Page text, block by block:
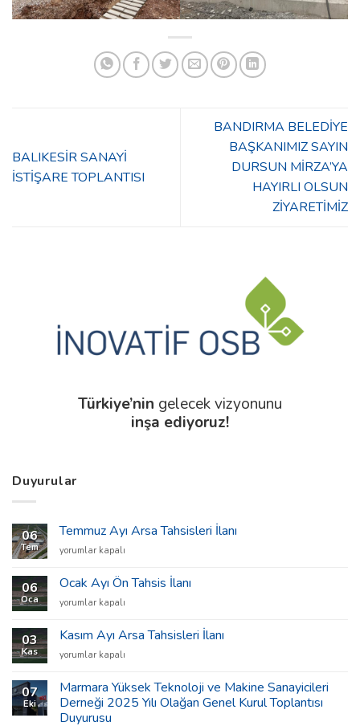
BALIKESİR SANAYİ
İSTİŞARE TOPLANTISI
BANDIRMA BELEDİYE
BAŞKANIMIZ SAYIN
DURSUN MİRZA’YA
HAYIRLI OLSUN
ZİYARETİMİZ
Türkiye’nin gelecek vizyonunu
inşa ediyoruz!
Duyurular
06
Tem
Temmuz Ayı Arsa Tahsisleri İlanı
Temmuz
Arsa
Tahsisleri
İlanı
yorumlar kapalı
06
Oca
Ocak Ayı Ön Tahsis İlanı
Ocak
Ön
Tahsis
İlanı
yorumlar kapalı
03
Kas
Kasım Ayı Arsa Tahsisleri İlanı
Kasım
Arsa
Tahsisleri
İlanı
için
yorumlar kapalı
07
Eki
Marmara Yüksek Teknoloji ve Makine Sanayicileri
Derneği 2025 Yılı Olağan Genel Kurul Toplantısı
Duyurusu